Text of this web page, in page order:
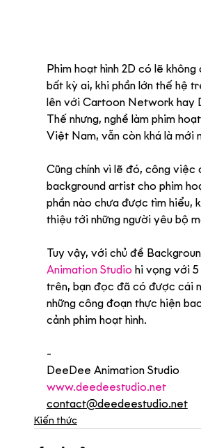
Phim hoạt hình 2D có lẽ
bất kỳ ai, khi phần lớn thế hệ
lên với Cartoon Network hay
Thế nhưng, nghề làm phim
Việt Nam, vẫn còn khá là mới
Cũng chính vì lẽ đó, công việc
background artist cho phim
phần nào chưa được tìm hiểu,
thiệu tới những người yêu bộ
Tuy vậy, với chủ đề
Animation Studio hi vọng với
trên, bạn đọc đã có được cái
những công đoạn thực hiện
cảnh phim hoạt hình.
-
DeeDee Animation Studio
www.deedeestudio.net
contact@deedeestudio.net
Kiến thức